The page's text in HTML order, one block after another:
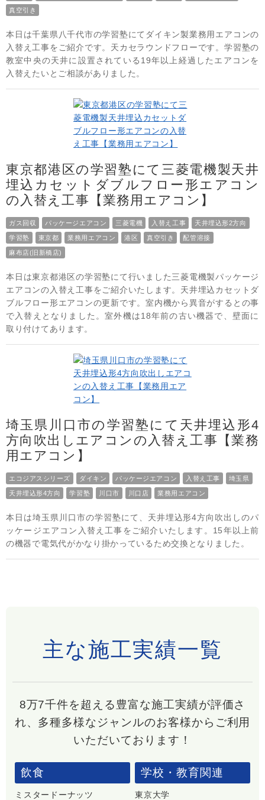
真空引き
本日は千葉県八千代市の学習塾にてダイキン製業務用エアコンの
入替え工事をご紹介です。天カセラウンドフローです。学習塾の
教室中央の天井に設置されている19年以上経過したエアコンを
入替えたいとご相談がありました。
東京都港区の学習塾にて三菱電機製天井
埋込カセットダブルフロー形エアコン
の入替え工事【業務用エアコン】
ガス回収 パッケージエアコン 三菱電機 入替え工事 天井埋込形2方向
学習塾 東京都 業務用エアコン 港区 真空引き 配管溶接
麻布店(旧新橋店)
本日は東京都港区の学習塾にて行いました三菱電機製パッケージ
エアコンの入替え工事をご紹介いたします。天井埋込カセットダ
ブルフロー形エアコンの更新です。室内機から異音がするとの事
で入替えとなりました。室外機は18年前の古い機器で、壁面に
取り付けてあります。
埼玉県川口市の学習塾にて天井埋込形4
方向吹出しエアコンの入替え工事【業務
用エアコン】
エコジアスシリーズ ダイキン パッケージエアコン 入替え工事 埼玉県
天井埋込形4方向 学習塾 川口市 川口店 業務用エアコン
本日は埼玉県川口市の学習塾にて、天井埋込形4方向吹出しのパ
ッケージエアコン入替え工事をご紹介いたします。15年以上前
の機器で電気代がかなり掛かっているため交換となりました。
主な施工実績一覧
8万7千件を超える豊富な施工実績が評価さ
れ、多種多様なジャンルのお客様からご利用
いただいております！
飲食
ミスタードーナッツ
学校・教育関連
東京大学